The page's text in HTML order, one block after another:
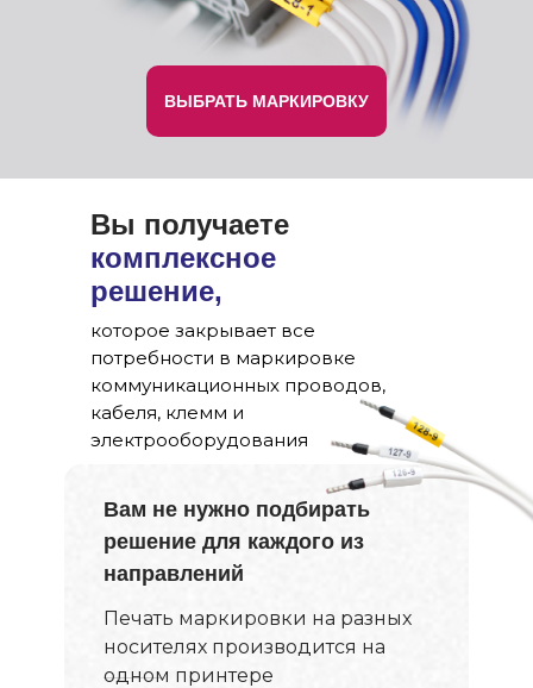
Вам не нужно подбирать
решение для каждого из
направлений
Вы получаете
комплексное
решение,
которое закрывает все
потребности в маркировке
коммуникационных проводов,
кабеля, клемм и
электрооборудования
Печать маркировки на разных
носителях производится на
одном принтере
ВЫБРАТЬ МАРКИРОВКУ